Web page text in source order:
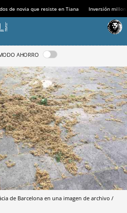
de novia que resiste en Tiana Inversión
AHORRO
de Barcelona en una imagen de archivo /